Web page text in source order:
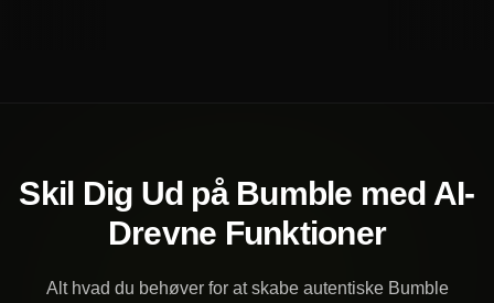
Skil Dig Ud på Bumble med AI-
Drevne Funktioner
Alt hvad du behøver for at skabe autentiske Bumble